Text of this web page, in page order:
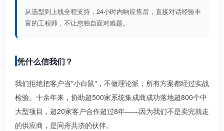
从选型到上线全程支持，24小时内响应售后，直接对话经验丰
富的工程师，不让您独自面对难题。
凭什么信我们？
我们拒绝把客户当"小白鼠"，不做理论派，所有方案都经过实战
检验。十余年来，协助超500家系统集成商成功落地超800个中
大型项目，超20家客户合作超过8年——因为我们不是卖完就走
的供应商，是同舟共济的伙伴。